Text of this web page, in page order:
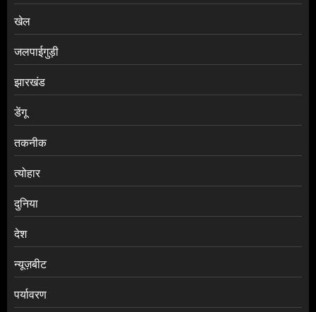
खेल
जलपाईगुड़ी
झारखंड
डेंगू
तकनीक
त्योहार
दुनिया
देश
न्यूज़बीट
पर्यावरण